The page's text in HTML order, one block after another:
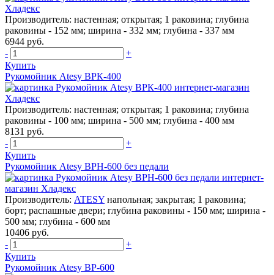
Производитель: настенная; открытая; 1 раковина; глубина
раковины - 152 мм; ширина - 332 мм; глубина - 337 мм
6944 руб.
-
+
Купить
Рукомойник Atesy ВРК-400
Производитель: настенная; открытая; 1 раковина; глубина
раковины - 100 мм; ширина - 500 мм; глубина - 400 мм
8131 руб.
-
+
Купить
Рукомойник Atesy ВРН-600 без педали
Производитель: ATESY напольная; закрытая; 1 раковина;
борт; распашные двери; глубина раковины - 150 мм; ширина -
500 мм; глубина - 600 мм
10406 руб.
-
+
Купить
Рукомойник Atesy ВР-600